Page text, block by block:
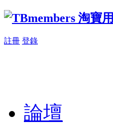
註冊 登錄
論壇